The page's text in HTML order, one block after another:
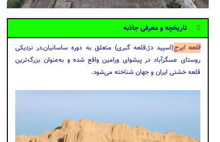
تاریخچه و معرفی جاذبه
قلعه ایرج(اسپید دژ,قلعه گبری) متعلق به دوره ساسانیان,در نزدیکی
روستای عسگرآباد در پیشوای ورامین واقع شده و به‌عنوان بزرگ‌ترین
قلعه خشتی ایران و جهان شناخته می‌شود.